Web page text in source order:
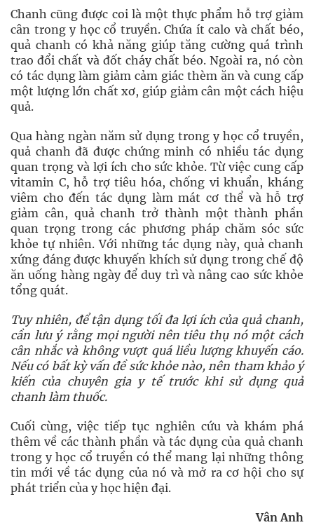
Chanh cũng được coi là một thực phẩm hỗ trợ giảm
cân trong y học cổ truyền. Chứa ít calo và chất béo,
quả chanh có khả năng giúp tăng cường quá trình
trao đổi chất và đốt cháy chất béo. Ngoài ra, nó còn
có tác dụng làm giảm cảm giác thèm ăn và cung cấp
một lượng lớn chất xơ, giúp giảm cân một cách hiệu
quả.
Qua hàng ngàn năm sử dụng trong y học cổ truyền,
quả chanh đã được chứng minh có nhiều tác dụng
quan trọng và lợi ích cho sức khỏe. Từ việc cung cấp
vitamin C, hỗ trợ tiêu hóa, chống vi khuẩn, kháng
viêm cho đến tác dụng làm mát cơ thể và hỗ trợ
giảm cân, quả chanh trở thành một thành phần
quan trọng trong các phương pháp chăm sóc sức
khỏe tự nhiên. Với những tác dụng này, quả chanh
xứng đáng được khuyến khích sử dụng trong chế độ
ăn uống hàng ngày để duy trì và nâng cao sức khỏe
tổng quát.
Tuy nhiên, để tận dụng tối đa lợi ích của quả chanh,
cần lưu ý rằng mọi người nên tiêu thụ nó một cách
cân nhắc và không vượt quá liều lượng khuyến cáo.
Nếu có bất kỳ vấn đề sức khỏe nào, nên tham khảo ý
kiến của chuyên gia y tế trước khi sử dụng quả
chanh làm thuốc.
Cuối cùng, việc tiếp tục nghiên cứu và khám phá
thêm về các thành phần và tác dụng của quả chanh
trong y học cổ truyền có thể mang lại những thông
tin mới về tác dụng của nó và mở ra cơ hội cho sự
phát triển của y học hiện đại.
Vân Anh